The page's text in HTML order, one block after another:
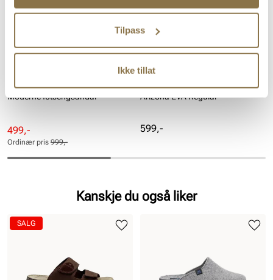
Tilpass
Ikke tillat
UNIFIED
Moderne fotsengsandal
Rabattert
pris
Pris
499,-
Ordinær
pris
Pris
Ordinær pris 999,-
BIRKENSTOCK
Arizona EVA Regular
Pris
599,-
Kanskje du også liker
SALG